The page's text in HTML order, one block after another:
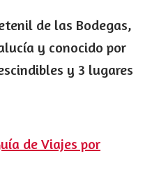
de las Bodegas,
y conocido por
y 3 lugares
de Viajes por